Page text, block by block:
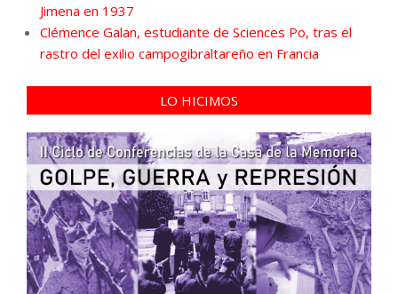
Jimena en 1937
Clémence Galan, estudiante de Sciences Po, tras el
rastro del exilio campogibraltareño en Francia
LO HICIMOS